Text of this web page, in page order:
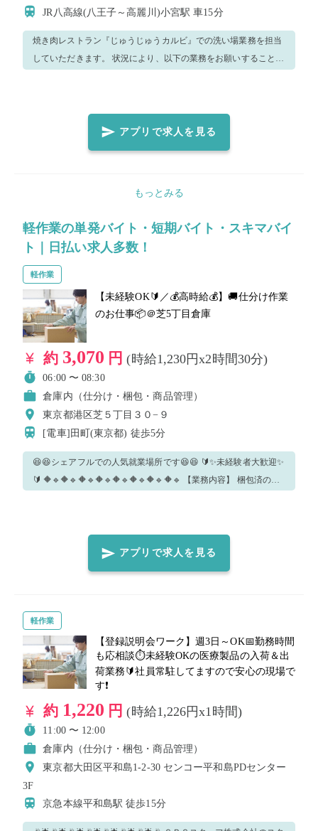
JR八高線(八王子～高麗川)小宮駅車15分
焼き肉レストラン『じゅうじゅうカルビ』での洗い場業務を担当
していただきます。 状況により、以下の業務をお願いすることも
お願いすることもございます。
アプリで求人を見る
もっとみる
軽作業の単発バイト・短期バイト・スキマバイ
ト｜日払い求人多数！
軽作業
【未経験OK🔰／💰高時給💰】🚚仕分け作業
のお仕事📦＠芝5丁目倉庫
約 3,070 円(時給1,230円x2時間30分)
06:00 〜 08:30
倉庫内（仕分け・梱包・商品管理）
東京都港区芝５丁目３０−９
[電車]田町(東京都) 徒歩5分
😆😆シェアフルでの人気就業場所です😆😆 🔰✨未経験者大歓迎✨
🔰 🔶🔹🔶🔹🔶🔹🔶🔹🔶🔹🔶🔹🔶🔹🔶🔹 【業務内容】 梱包済の商
作業したい人にはぴったり!!✨✨ お気軽にぜひご応募ください！
🙌 🔶🔹🔶🔹🔶🔹🔶🔹🔶🔹🔶🔹🔶🔹🔶🔹 これからお客様の元に届
く商品を扱っているので、丁寧に作業をお願いします！😊 重たい
語の理解力がある方のみとなります。 シンプルなお仕事ですの
で、未経験の方もOK◎ わからないことは丁寧にレクチャーしま
すので、ご安心ください！！ スキマ時間を活用し、ぜひ弊社でお
仕事しませんか！？👀 気になる方はぜひご応募ください♪
アプリで求人を見る
軽作業
【登録説明会ワーク】週3日～OK📅勤務時間
も応相談⏱未経験OKの医療製品の入荷＆出
荷業務🔰社員常駐してますので安心の現場で
す❗
約 1,220 円(時給1,226円x1時間)
11:00 〜 12:00
倉庫内（仕分け・梱包・商品管理）
東京都大田区平和島1-2-30 センコー平和島PDセンター
3F
京急本線平和島駅徒歩15分